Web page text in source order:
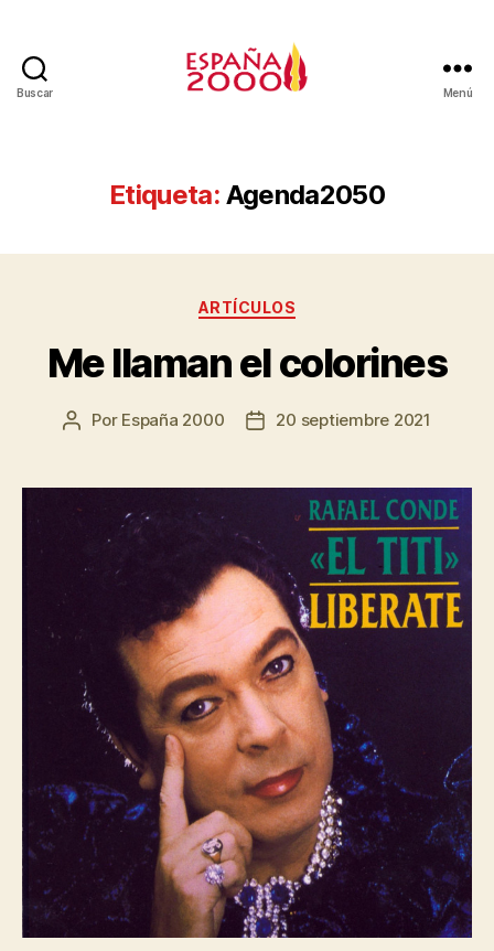
Buscar Menú
Etiqueta: Agenda2050
ARTÍCULOS
Me llaman el colorines
Por España 2000 20 septiembre 2021